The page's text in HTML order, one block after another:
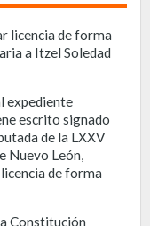
licencia de forma
a Itzel Soledad
expediente
escrito signado
de la LXXV
Nuevo León,
de forma
Constitución